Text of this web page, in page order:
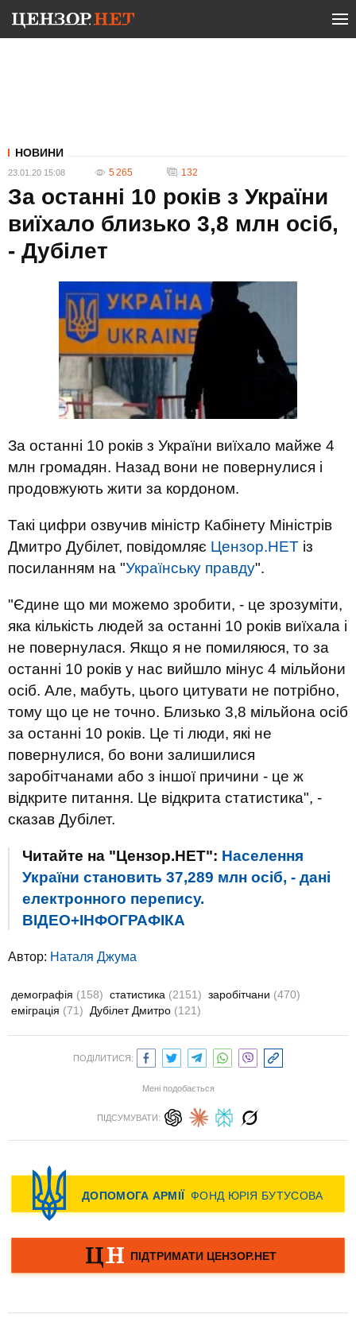
НОВИНИ
23.01.20 15:08 5 265 132
За останні 10 років з України
виїхало близько 3,8 млн осіб,
- Дубілет
За останні 10 років з України виїхало майже 4
млн громадян. Назад вони не повернулися і
продовжують жити за кордоном.
Такі цифри озвучив міністр Кабінету Міністрів
Дмитро Дубілет, повідомляє Цензор.НЕТ із
посиланням на "Українську правду".
"Єдине що ми можемо зробити, - це зрозуміти,
яка кількість людей за останні 10 років виїхала і
не повернулася. Якщо я не помиляюся, то за
останні 10 років у нас вийшло мінус 4 мільйони
осіб. Але, мабуть, цього цитувати не потрібно,
тому що це не точно. Близько 3,8 мільйона осіб
за останні 10 років. Це ті люди, які не
повернулися, бо вони залишилися
заробітчанами або з іншої причини - це ж
відкрите питання. Це відкрита статистика", -
сказав Дубілет.
Читайте на "Цензор.НЕТ": Населення
України становить 37,289 млн осіб, - дані
електронного перепису.
ВІДЕО+ІНФОГРАФІКА
Автор: Наталя Джума
демографія (158) статистика (2151) заробітчани (470)
еміграція (71) Дубілет Дмитро (121)
ПОДІЛИТИСЯ:
Мені подобається
ПІДСУМУВАТИ: